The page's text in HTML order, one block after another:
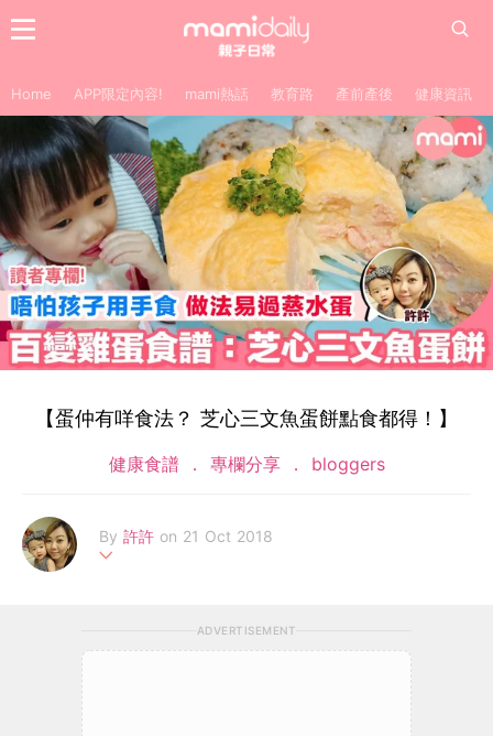
Home APP限定內容! mami熱話 教育路 產前產後 健康資訊
【蛋仲有咩食法？ 芝心三文魚蛋餅點食都得！】
健康食譜 專欄分享 bloggers
By 許許 on 21 Oct 2018
天, 看著她在歡樂中成長原來更有趣~ 從前喜歡分享美容, 生活, 入
廚及旅遊樂, 如今更有機會寫下更多育兒誌, 歡迎到我地FACEBOO
K專頁瀏覽更多生活趣事分享及參與送禮活動~
FB專頁: www..facebook.com/huihuiplayground
ADVERTISEMENT